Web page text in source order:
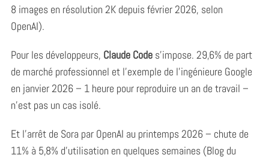
8 images en résolution 2K depuis février 2026, selon
OpenAI).
Pour les développeurs, Claude Codes’impose. 29,6% de part
de marché professionnel et l’exemple de l’ingénieure Google
en janvier 2026 – 1 heure pour reproduire un an de travail –
n’est pas un cas isolé.
Et l’arrêt de Sora par OpenAI au printemps 2026 – chute de
11% à 5,8% d’utilisation en quelques semaines (Blog du